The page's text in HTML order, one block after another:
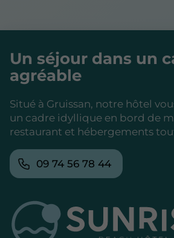
Un séjour dans un
agréable
Situé à Gruissan, notre hôtel
un cadre idyllique en bord de
restaurant et hébergements
09 74 56 78 44